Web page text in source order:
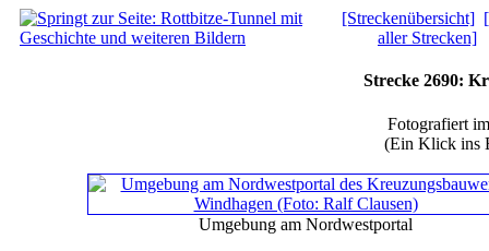
[Streckenübersicht]
aller Strecken]
Strecke 2690:
Fotografiert
(Ein Klick ins
Umgebung am Nordwestportal